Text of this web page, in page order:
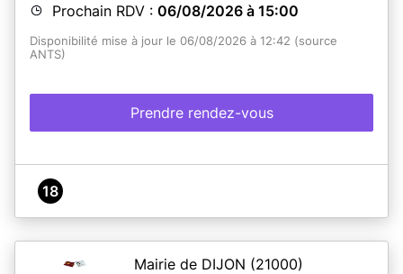
Prochain RDV : 06/08/2026 à 15:00
Disponibilité mise à jour le 06/08/2026 à 12:42 (source
ANTS)
Prendre rendez-vous
18
Mairie de DIJON (21000)